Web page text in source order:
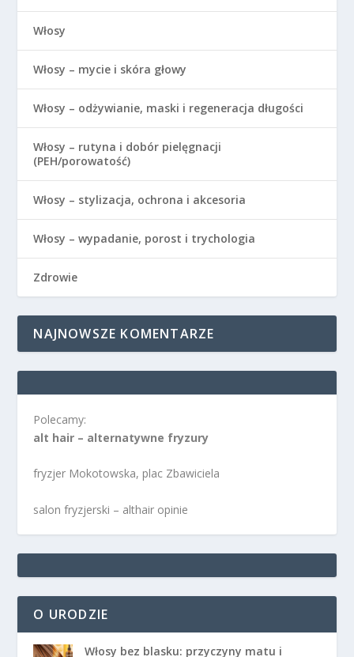
Włosy
Włosy – mycie i skóra głowy
Włosy – odżywianie, maski i regeneracja długości
Włosy – rutyna i dobór pielęgnacji
(PEH/porowatość)
Włosy – stylizacja, ochrona i akcesoria
Włosy – wypadanie, porost i trychologia
Zdrowie
NAJNOWSZE KOMENTARZE
Polecamy:
alt hair – alternatywne fryzury
fryzjer Mokotowska, plac Zbawiciela
salon fryzjerski – althair opinie
O URODZIE
Włosy bez blasku: przyczyny matu i